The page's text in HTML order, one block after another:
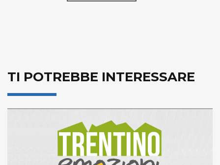
TI POTREBBE INTERESSARE